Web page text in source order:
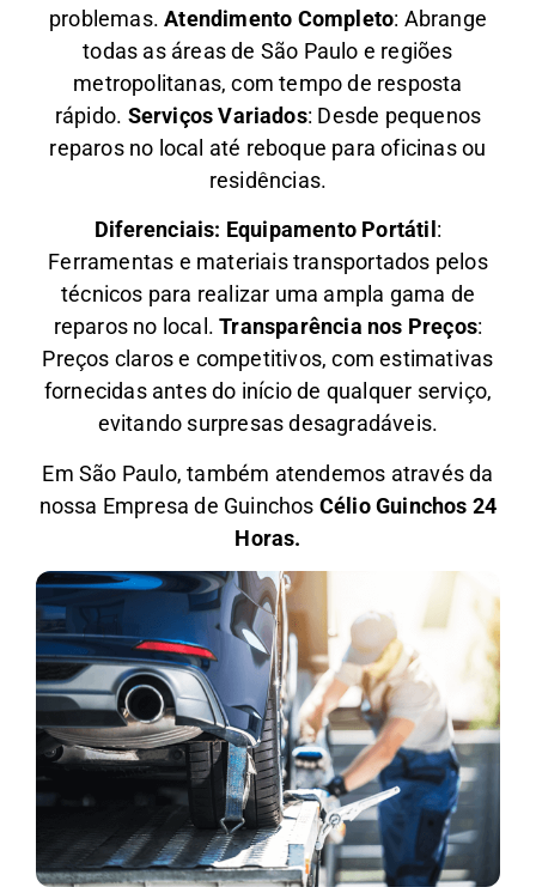
problemas.Atendimento Completo: Abrange
todas as áreas de São Paulo e regiões
metropolitanas, com tempo de resposta
rápido. Serviços Variados: Desde pequenos
reparos no local até reboque para oficinas ou
residências.
Diferenciais: Equipamento Portátil :
Ferramentas e materiais transportados pelos
técnicos para realizar uma ampla gama de
reparos no local.Transparência nos Preços:
Preços claros e competitivos, com estimativas
fornecidas antes do início de qualquer serviço,
evitando surpresas desagradáveis.
Em São Paulo, também atendemos através da
nossa Empresa de Guinchos Célio Guinchos 24
Horas.